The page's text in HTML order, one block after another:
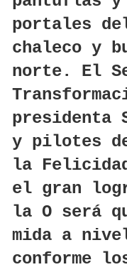
portales
chaleco y
norte. El
presidenta
y pilotes
la Felicidad
el gran
la O será
mida a
conforme